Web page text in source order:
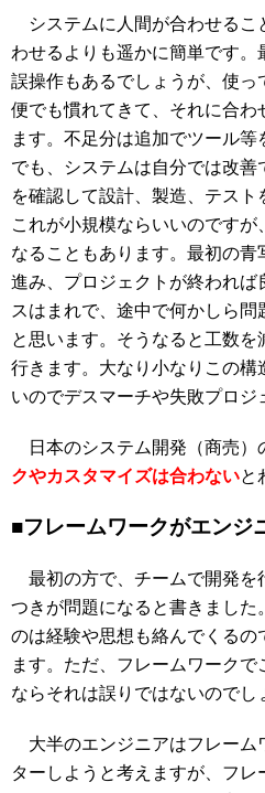
システムに人間が合わせるこ
わせるよりも遥かに簡単です。
誤操作もあるでしょうが、使っ
便でも慣れてきて、それに合わ
ます。不足分は追加でツール等
でも、システムは自分では改
を確認して設計、製造、テスト
これが小規模ならいいのですが
なることもあります。最初の
進み、プロジェクトが終われば
スはまれで、途中で何かしら
と思います。そうなると工数を
行きます。大なり小なりこの構
いのでデスマーチや失敗プロジ
日本のシステム開発（商売）
クやカスタマイズは合わないと
■フレームワークがエンジ
最初の方で、チームで開発を
つきが問題になると書きました
のは経験や思想も絡んでくるの
ます。ただ、フレームワーク
ならそれは誤りではないのでし
大半のエンジニアはフレーム
ターしようと考えますが、フ